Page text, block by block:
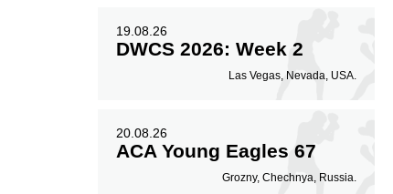
19.08.26
DWCS 2026: Week 2
Las Vegas, Nevada, USA.
20.08.26
ACA Young Eagles 67
Grozny, Chechnya, Russia.